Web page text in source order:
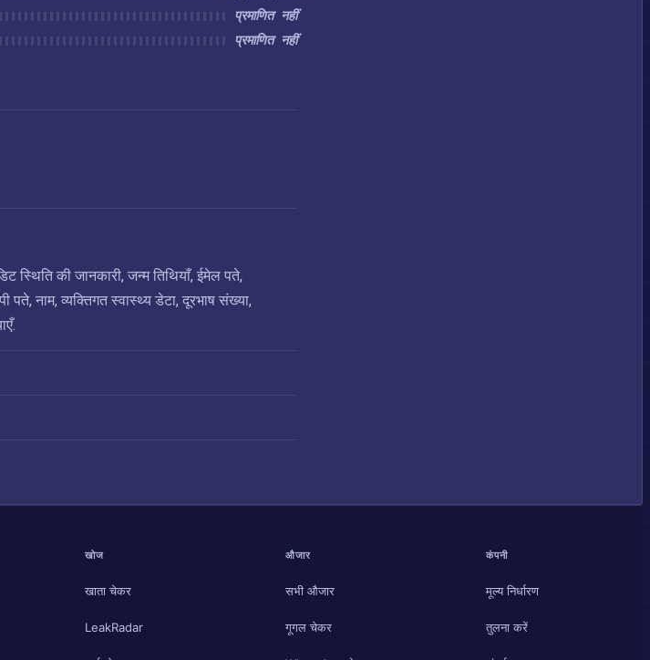
प्रमाणित नहीं
प्रमाणित नहीं
की जानकारी, जन्म तिथियाँ, ईमेल पते,
पते, नाम, व्यक्तिगत स्वास्थ्य डेटा, दूरभाष संख्या,
खोज
खाता चेकर
LeakRadar
औजार
सभी औजार
गूगल चेकर
कंपनी
मूल्य निर्धारण
तुलना करें